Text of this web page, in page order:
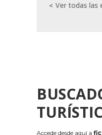
Ver todas las
Accede desde aquí a